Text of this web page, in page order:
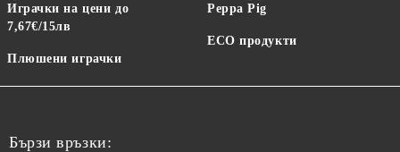
Играчки на цени до
7,67€/15лв
Плюшени играчки
Peppa Pig
ECO продукти
Бързи връзки: